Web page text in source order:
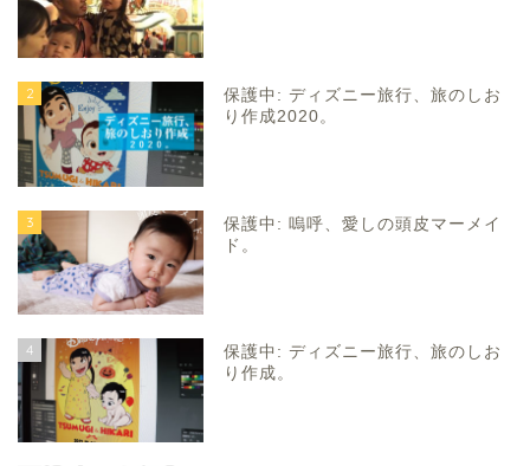
2
保護中: ディズニー旅行、旅のしお
り作成2020。
3
保護中: 嗚呼、愛しの頭皮マーメイ
ド。
4
保護中: ディズニー旅行、旅のしお
り作成。